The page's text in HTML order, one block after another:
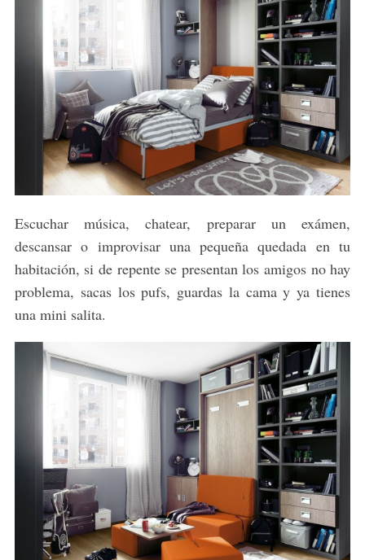
Escuchar música, chatear, preparar un exámen,
descansar o improvisar una pequeña quedada en tu
habitación, si de repente se presentan los amigos no hay
problema, sacas los pufs, guardas la cama y ya tienes
una mini salita.